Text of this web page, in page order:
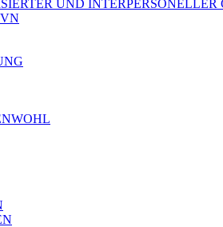
UND INTERPERSONELLER